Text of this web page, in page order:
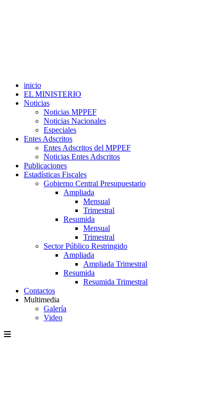
inicio
EL MINISTERIO
Noticias
Noticias MPPEF
Noticias Nacionales
Especiales
Entes Adscritos
Entes Adscritos del MPPEF
Noticias Entes Adscritos
Publicaciones
Estadísticas Fiscales
Gobierno Central Presupuestario
Ampliada
Mensual
Trimestral
Resumida
Mensual
Trimestral
Sector Público Restringido
Ampliada
Ampliada Trimestral
Resumida
Resumida Trimestral
Contactos
Multimedia
Galería
Video